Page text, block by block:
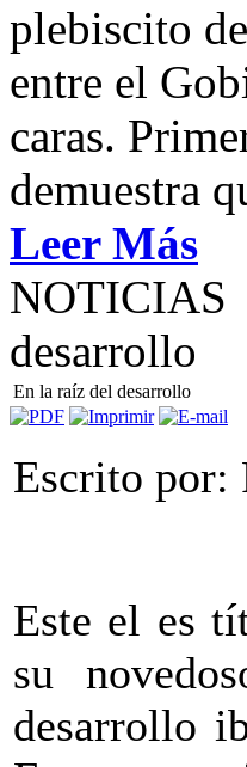
plebiscito
entre el
caras.
demuestra
Leer Más
NOTICIAS
desarrollo
En la raíz del desarrollo
Escrito por:
Este el es
su
desarrollo